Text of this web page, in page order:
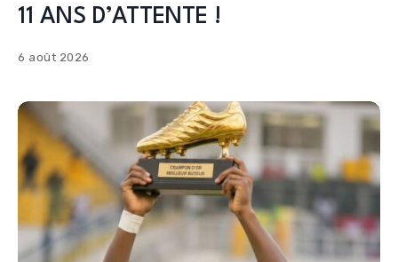
11 ANS D’ATTENTE !
6 août 2026